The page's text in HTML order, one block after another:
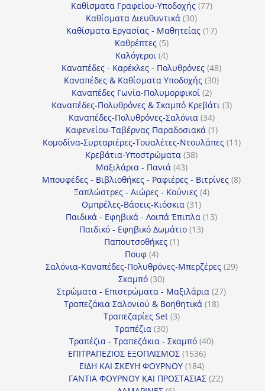
προϊόντα
Καθίσματα Γραφείου-Υποδοχής 7777
Καθίσματα Διευθυντικά 3030
προϊόντα
Καθίσματα Εργασίας - Μαθητείας 1717
Καθρέπτες 55
προϊόντα
Καλόγεροι 44
προϊόντα
Καναπέδες - Καρέκλες - Πολυθρόνες 4848
προϊόντα
Καναπέδες & Καθίσματα Υποδοχής 3030
Καναπέδες Γωνία-Πολυμορφικοί 22
προϊόντα
Καναπέδες-Πολυθρόνες & Σκαμπό Κρεβάτι 33
Καναπέδες-Πολυθρόνες-Σαλόνια 3434
προϊόντα
Καφενείου-Ταβέρνας Παραδοσιακά 11
προϊόν
Κομοδίνα-Συρταριέρες-Τουαλέτες-Ντουλάπες 1111
Κρεβάτια-Υποστρώματα 3838
Μαξιλάρια - Πανιά 4343
προϊόντα
Μπουφέδες - Βιβλιοθήκες - Ραφιέρες - Βιτρίνες 88
Ξαπλώστρες - Αιώρες - Κούνιες 44
Ομπρέλες-Βάσεις-Κιόσκια 3131
προϊόντα
Παιδικά - Εφηβικά - Λοιπά Έπιπλα 1313
Παιδικό - Εφηβικό Δωμάτιο 1313
Παπουτσοθήκες 11
Πουφ 44
προϊόντα
Σαλόνια-Καναπέδες-Πολυθρόνες-Μπερζέρες 2929
Σκαμπό 3030
προϊόντα
Στρώματα - Επιστρώματα - Μαξιλάρια 2727
Τραπεζάκια Σαλονιού & Βοηθητικά 1818
Τραπεζαρίες Set 33
Τραπέζια 3030
προϊόντα
Τραπέζια - Τραπεζάκια - Σκαμπό 4040
ΕΠΙΤΡΑΠΕΖΙΟΣ ΕΞΟΠΛΙΣΜΟΣ 15361536
προϊόντα
ΕΙΔΗ ΚΑΙ ΣΚΕΥΗ ΦΟΥΡΝΟΥ 184184
προϊόντα
ΓΑΝΤΙΑ ΦΟΥΡΝΟΥ ΚΑΙ ΠΡΟΣΤΑΣΙΑΣ 2222